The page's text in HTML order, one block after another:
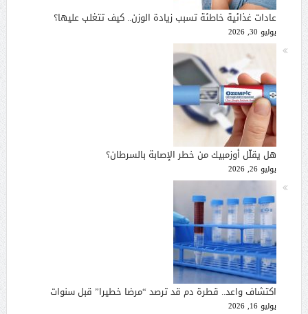
عادات غذائية خاطئة تسبب زيادة الوزن.. كيف تتغلب عليها؟
يوليو 30, 2026
هل يقلّل أوزمبيك من خطر الإصابة بالسرطان؟
يوليو 26, 2026
اكتشاف واعد.. قطرة دم قد ترصد “مرضا خطيرا” قبل سنوات
يوليو 16, 2026